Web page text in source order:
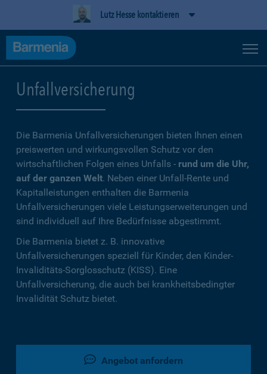
Lutz Hesse kontaktieren
Unfallversicherung
Die Barmenia Unfallversicherungen bieten Ihnen einen
preiswerten und wirkungsvollen Schutz vor den
wirtschaftlichen Folgen eines Unfalls - rund um die Uhr,
auf der ganzen Welt. Neben einer Unfall-Rente und
Kapitalleistungen enthalten die Barmenia
Unfallversicherungen viele Leistungserweiterungen und
sind individuell auf Ihre Bedürfnisse abgestimmt.
Die Barmenia bietet z. B. innovative
Unfallversicherungen speziell für Kinder, den Kinder-
Invaliditäts-Sorglosschutz (KISS). Eine
Unfallversicherung, die auch bei krankheitsbedingter
Invalidität Schutz bietet.
Angebot anfordern